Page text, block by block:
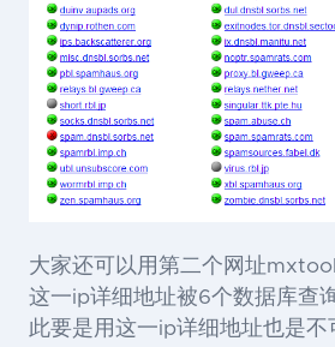
大家还可以用第二个网址
这一ip详细地址被6个数据库查
此要是用这一ip详细地址也是不